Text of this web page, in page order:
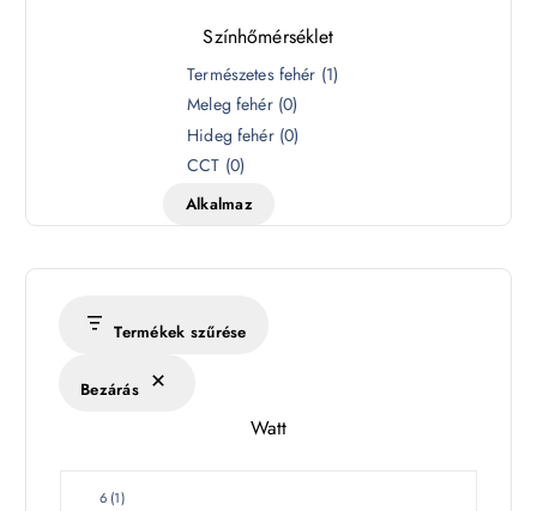
Színhőmérséklet
é
s
k
Természetes fehér (1)
Meleg fehér (0)
Hideg fehér (0)
CCT (0)
Alkalmaz
Termékek szűrése
Bezárás
Watt
W6 (1)